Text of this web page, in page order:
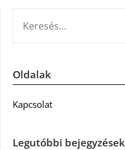
Oldalak
Kapcsolat
Legutóbbi bejegyzések